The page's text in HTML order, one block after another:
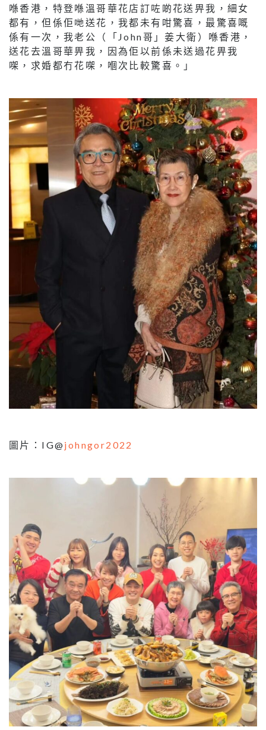
喺香港，特登喺溫哥華花店訂咗啲花送畀我，細女
都有，但係佢哋送花，我都未有咁驚喜，最驚喜嘅
係有一次，我老公（「John哥」姜大衛）喺香港，
送花去溫哥華畀我，因為佢以前係未送過花畀我
㗎，求婚都冇花㗎，嗰次比較驚喜。」
圖片：IG@ johngor2022